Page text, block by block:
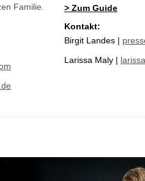
Familie. > Zum Guide
Kontakt:
Birgit Landes |
Larissa Maly |